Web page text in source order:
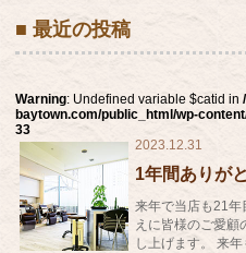
■ 最近の投稿
Warning: Undefined variable $catid in
baytown.com/public_html/wp-
33
2023.12.31
1年間ありが
来年で当店も21年
えに皆様のご愛顧
し上げます。 来